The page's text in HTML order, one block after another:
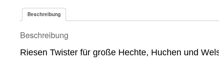
Beschreibung
Beschreibung
Riesen Twister für große Hechte, Huchen und